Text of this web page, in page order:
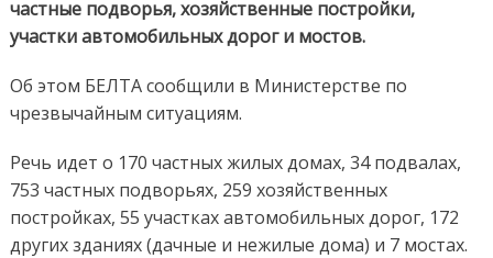
частные подворья, хозяйственные постройки,
участки автомобильных дорог и мостов.
Об этом БЕЛТА сообщили в Министерстве по
чрезвычайным ситуациям.
Речь идет о 170 частных жилых домах, 34 подвалах,
753 частных подворьях, 259 хозяйственных
постройках, 55 участках автомобильных дорог, 172
других зданиях (дачные и нежилые дома) и 7 мостах.